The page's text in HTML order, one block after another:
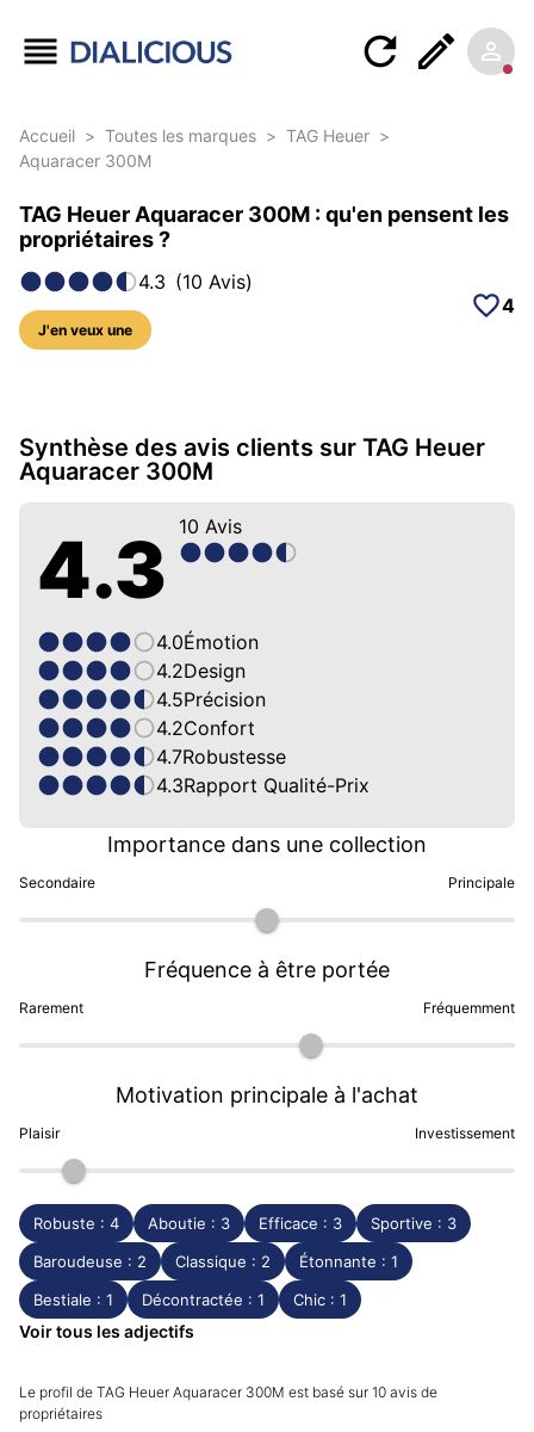
Accueil > Toutes les marques > TAG Heuer >
Aquaracer 300M
TAG Heuer Aquaracer 300M : qu'en pensent les
propriétaires ?
4.3 (10 Avis)
J'en veux une
4
74 photos sur ce modèle
Synthèse des avis clients sur TAG Heuer
Aquaracer 300M
4.3 10 Avis
4.0Émotion
4.2Design
4.5Précision
4.2Confort
4.7Robustesse
4.3Rapport Qualité-Prix
Secondaire
Importance dans une collection
Principale
Rarement
Fréquence à être portée
Fréquemment
Plaisir
Motivation principale à l'achat
Investissement
Robuste : 4 Aboutie : 3 Efficace : 3
Sportive : 3
Baroudeuse : 2
Classique : 2
Étonnante : 1
Bestiale : 1
Décontractée : 1 Chic : 1
Voir tous les adjectifs
Le profil de TAG Heuer Aquaracer 300M est basé sur 10 avis de
propriétaires